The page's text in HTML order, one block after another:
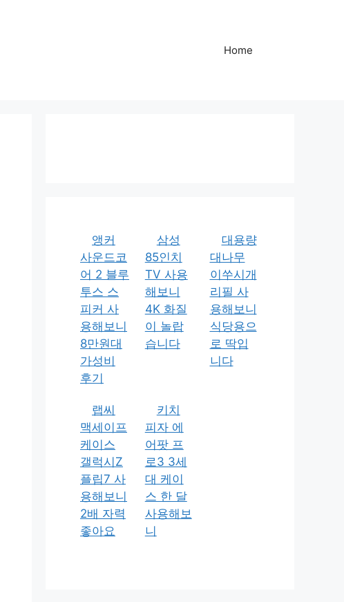
Home
앵커
사운드코
어 2 블루
투스 스
피커 사
용해보니
8만원대
가성비
후기
삼성
85인치
TV 사용
해보니
4K 화질
이 놀랍
습니다
대용량
대나무
이쑤시개
리필 사
용해보니
식당용으
로 딱입
니다
랩씨
맥세이프
케이스
갤럭시Z
플립7 사
용해보니
2배 자력
좋아요
키치
피자 에
어팟 프
로3 3세
대 케이
스 한 달
사용해보
니